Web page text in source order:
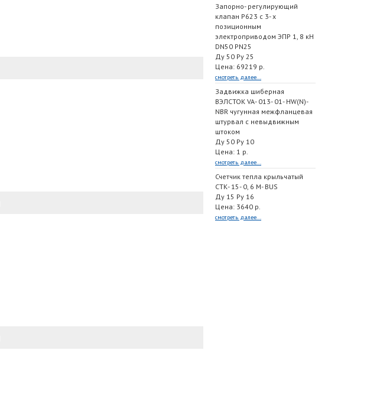
Запорно- регулирующий
клапан Р623 с 3- х
позиционным
электроприводом ЭПР 1, 8 кН
DN50 PN25
Ду 50 Ру 25
Цена: 69219 р.
смотреть далее...
Задвижка шиберная
ВЭЛСТОК VA- 013- 01- HW(N)-
NBR чугунная межфланцевая
штурвал с невыдвижным
штоком
Ду 50 Ру 10
Цена: 1 р.
смотреть далее...
Счетчик тепла крыльчатый
СТК- 15- 0, 6 M- BUS
Ду 15 Ру 16
Цена: 3640 р.
смотреть далее...